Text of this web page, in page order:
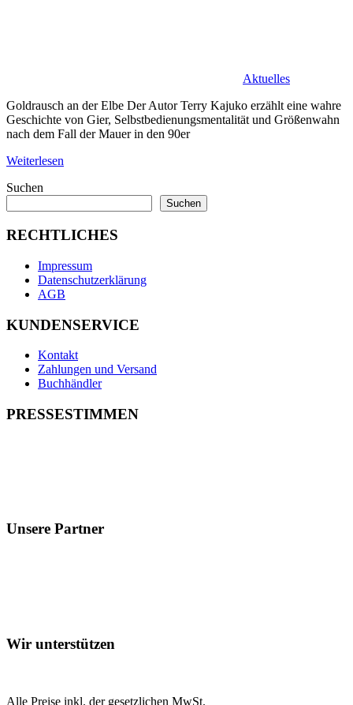
Aktuelles
Goldrausch an der Elbe Der Autor Terry Kajuko erzählt eine wahre
Geschichte von Gier, Selbstbedienungsmentalität und Größenwahn
nach dem Fall der Mauer in den 90er
Weiterlesen
Suchen
Suchen
RECHTLICHES
Impressum
Datenschutzerklärung
AGB
KUNDENSERVICE
Kontakt
Zahlungen und Versand
Buchhändler
PRESSESTIMMEN
Unsere Partner
Wir unterstützen
Alle Preise inkl. der gesetzlichen MwSt.